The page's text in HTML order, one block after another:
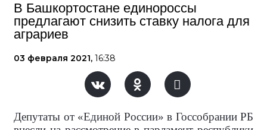
В Башкортостане единороссы
предлагают снизить ставку налога для
аграриев
03 февраля 2021, 16:38
Депутаты от «Единой России» в Госсобрании РБ